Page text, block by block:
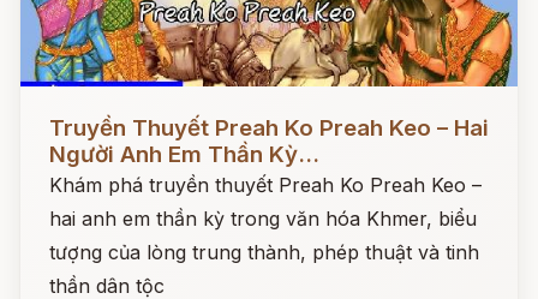
Đọc ngay
Truyền Thuyết Preah Ko Preah Keo – Hai
Người Anh Em Thần Kỳ...
Khám phá truyền thuyết Preah Ko Preah Keo –
hai anh em thần kỳ trong văn hóa Khmer, biểu
tượng của lòng trung thành, phép thuật và tinh
thần dân tộc